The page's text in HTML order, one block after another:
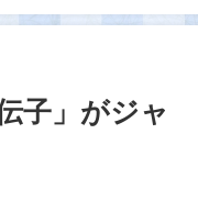
子」がジャ